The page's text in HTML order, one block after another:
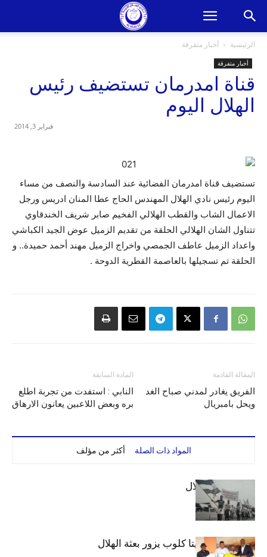
الرئيسية أخبار متفرقة
أخبار متفرقة
قناة امدرمان تستضيف رئيس
الهلال اليوم
فبراير 3, 2014
تستضيف قناة امدرمان الفضائية عند السادسة والنصف من مساء
اليوم رئيس نادي الهلال المهندس الحاج عطا المنان ادريس ورجل
الاعمال الشاب والقطب الهلالي الفخيم صابر شريف الخندقاوي
تتناول الشان الهلالي الحلقة من تقديم الزميل عوض الجيد الكباشي
واعداد الزميل عاطف الجمصي واخراج الزميل مهند أحمد حميدة.. و
الحلقة تم تسجيلها بالعاصمة القطرية الدوحة .
المادة السابقة
النابي : استفدت من تجربة اطلع
بره وبعض اللاعبين يعانون الارهاق
المقالة القادمة
الفريق يغادر لمدني صباح الغد
ويحل بامبريال
المواد ذات الصلة أكثر من مؤلف
الهلال والاستقلال
وفد رفيع من فيتا كلوب يزور بعثة الهلال